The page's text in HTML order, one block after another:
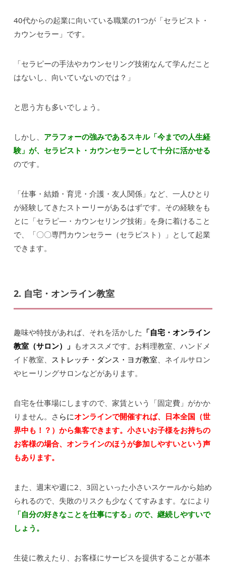
40代からの起業に向いている職業の1つが「セラピスト・
カウンセラー」です。
「セラピーの手法やカウンセリング技術なんて学んだこと
はないし、向いていないのでは？」
と思う方も多いでしょう。
しかし、 アラフォーの強みであるスキル「今までの人生経
験」が、セラピスト・カウンセラーとして十分に活かせる
のです。
「仕事・結婚・育児・介護・友人関係」など、一人ひとり
が経験してきたストーリーがあるはずです。その経験をも
とに「セラピ―・カウンセリング技術」を身に着けること
で、「〇〇専門カウンセラー（セラピスト）」として起業
できます。
2. 自宅・オンライン教室
趣味や特技があれば、それを活かした 「自宅・オンライン
教室（サロン）」 もオススメです。お料理教室、ハンドメ
イド教室、
ストレッチ・ダンス・ヨガ教室 、ネイルサロン
やヒーリングサロンなどがあります。
自宅を仕事場にしますので、家賃という「固定費」がかか
りません。さ らにオンラインで開催すれば、日本全国（世
界中も！？）から集客できます。小さいお子様をお持ちの
お客様の場合、オンラインのほうが参加しやすいという声
もあります。
また、週末や週に2、3回といった小さいスケールから始め
られるので、失敗のリスクも少なくてすみます。なにより
「自分の好きなことを仕事にする」ので、継続しやすいで
しょう。
生徒に教えたり、お客様にサービスを提供することが基本